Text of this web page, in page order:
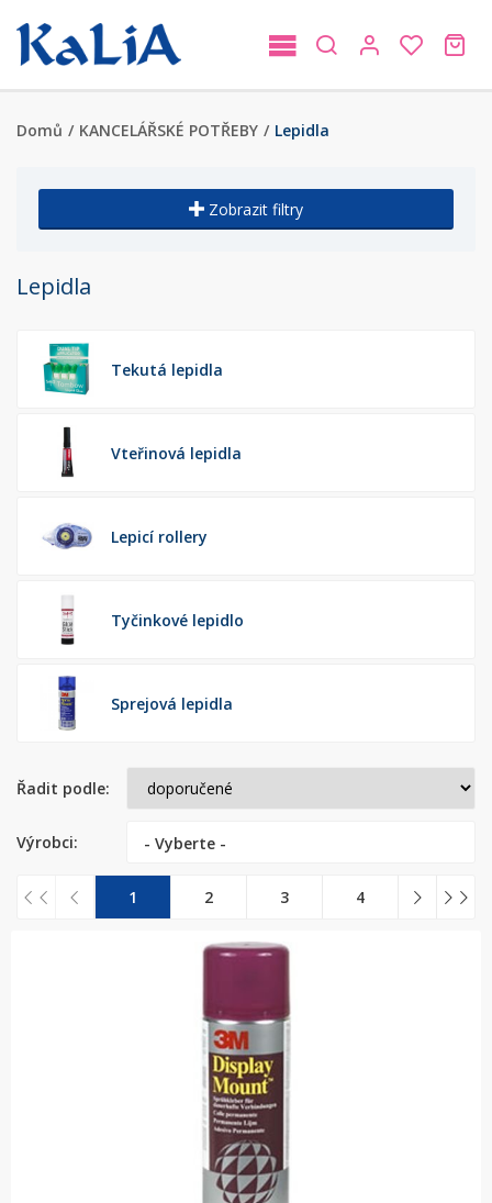
Domů / KANCELÁŘSKÉ POTŘEBY / Lepidla
Lepidla
Tekutá lepidla
Vteřinová lepidla
Lepicí rollery
Tyčinkové lepidlo
Sprejová lepidla
Řadit podle:
Výrobci: - Vyberte -
1 2 3 4
Zobrazit filtry